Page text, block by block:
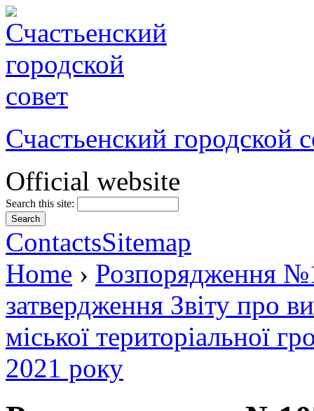
Счастьенский городской
Official website
Search this site:
ContactsSitemap
Home › Розпорядження
затвердження Звіту про
міської територіальної
2021 року